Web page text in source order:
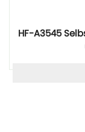
HF-A3545